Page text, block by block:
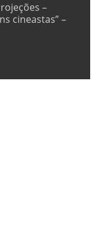
–
cineastas” –